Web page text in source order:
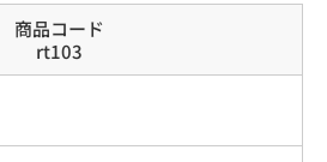
商品コード
rt103